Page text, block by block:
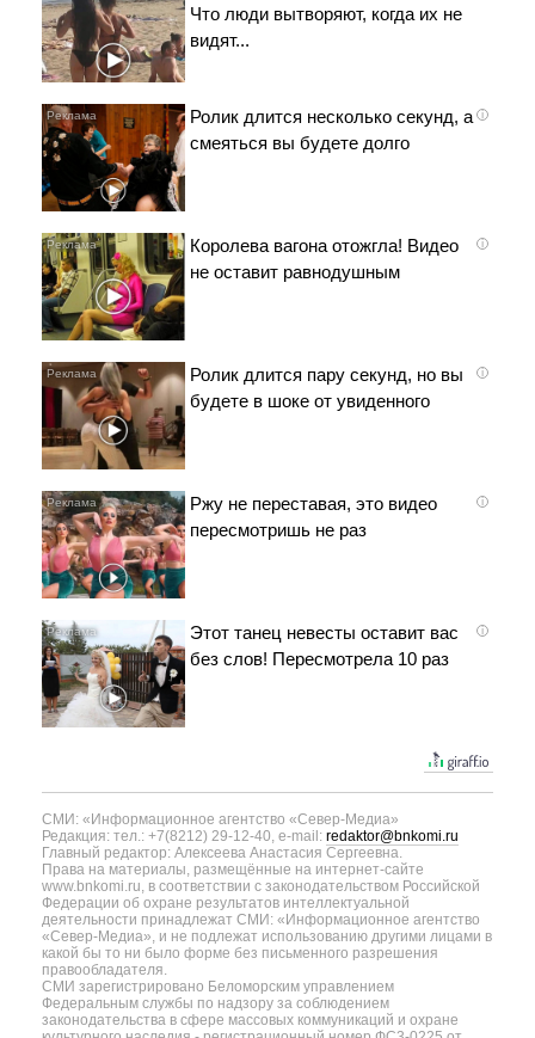
Что люди вытворяют, когда их не
видят...
i
Ролик длится несколько секунд, а
смеяться вы будете долго
i
Королева вагона отожгла! Видео
не оставит равнодушным
i
Ролик длится пару секунд, но вы
будете в шоке от увиденного
i
Ржу не переставая, это видео
пересмотришь не раз
i
Этот танец невесты оставит вас
без слов! Пересмотрела 10 раз
СМИ: «Информационное агентство «Север-Медиа»
Редакция: тел.: +7(8212) 29-12-40, e-mail: redaktor@bnkomi.ru
Главный редактор: Алексеева Анастасия Сергеевна.
Права на материалы, размещённые на интернет-сайте
www.bnkomi.ru, в соответствии с законодательством Российской
Федерации об охране результатов интеллектуальной
деятельности принадлежат СМИ: «Информационное агентство
«Север-Медиа», и не подлежат использованию другими лицами в
какой бы то ни было форме без письменного разрешения
правообладателя.
СМИ зарегистрировано Беломорским управлением
Федеральным службы по надзору за соблюдением
законодательства в сфере массовых коммуникаций и охране